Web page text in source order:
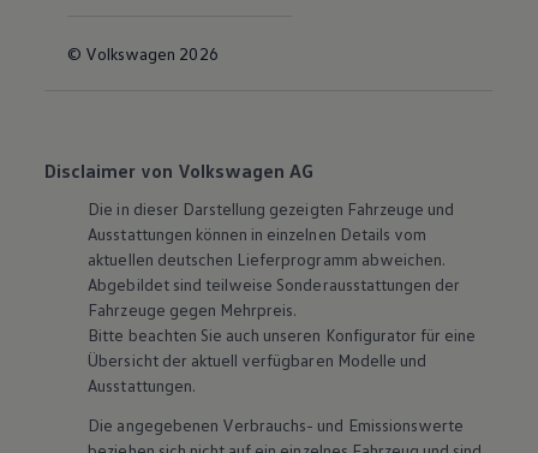
© Volkswagen 2026
Disclaimer von Volkswagen AG
Die in dieser Darstellung gezeigten Fahrzeuge und
Ausstattungen können in einzelnen Details vom
aktuellen deutschen Lieferprogramm abweichen.
Abgebildet sind teilweise Sonderausstattungen der
Fahrzeuge gegen Mehrpreis.
Bitte beachten Sie auch unseren Konfigurator für eine
Übersicht der aktuell verfügbaren Modelle und
Ausstattungen.
Die angegebenen Verbrauchs- und Emissionswerte